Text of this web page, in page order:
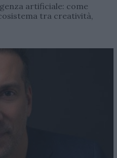
artificiale: come
tra creatività,